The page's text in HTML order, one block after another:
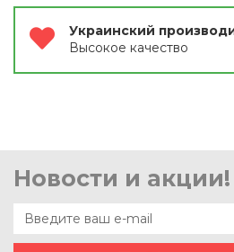
Украинский
Высокое качество
Новости и акции!